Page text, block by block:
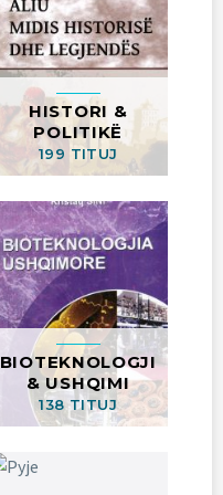
HISTORI &
POLITIKË
199 TITUJ
BIOTEKNOLOGJI
& USHQIMI
138 TITUJ